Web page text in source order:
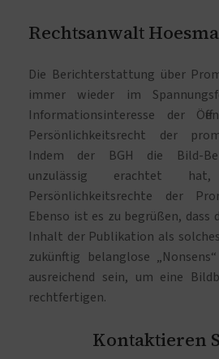
Rechtsanwalt
Die Berichterstattung über
immer wieder im
Informationsinteresse der
Persönlichkeitsrecht der
Indem der BGH die Bild-
unzulässig erachtet
Persönlichkeitsrechte der
Ebenso ist es zu begrüßen, dass
Inhalt der Publikation als
zukünftig belanglose
ausreichend sein, um eine
rechtfertigen.
Kontaktieren